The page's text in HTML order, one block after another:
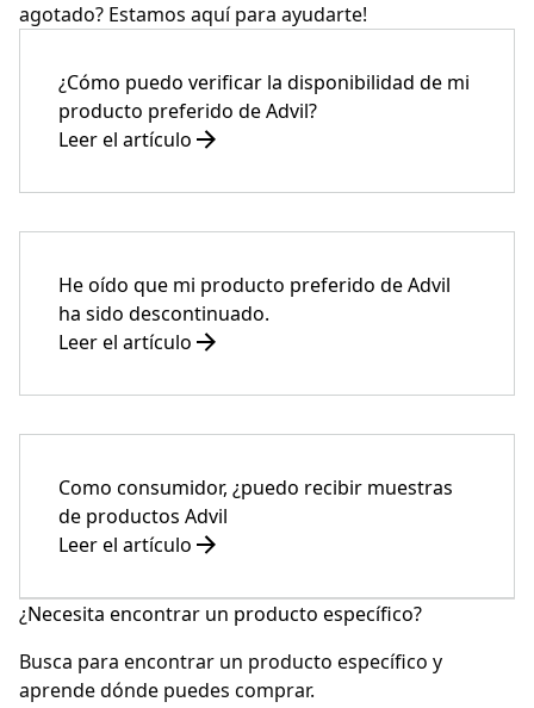
agotado? Estamos aquí para ayudarte!
¿Cómo puedo verificar la disponibilidad de mi
producto preferido de Advil?
Leer el artículo
He oído que mi producto preferido de Advil
ha sido descontinuado.
Leer el artículo
Como consumidor, ¿puedo recibir muestras
de productos Advil
Leer el artículo
¿Necesita encontrar un producto específico?
Busca para encontrar un producto específico y
aprende dónde puedes comprar.